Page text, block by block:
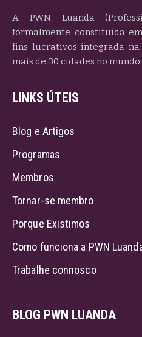
A PWN Luanda
formalmente constituída
fins lucrativos integrada
mais de 30 cidades no mundo.
LINKS ÚTEIS
Blog e Artigos
Programas
Membros
Tornar-se membro
Porque Existimos
Como funciona a PWN
Trabalhe connosco
BLOG PWN LUANDA